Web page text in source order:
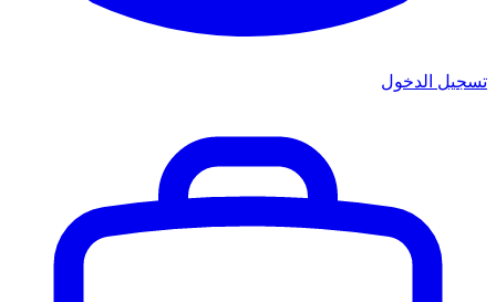
تسجيل الدخول